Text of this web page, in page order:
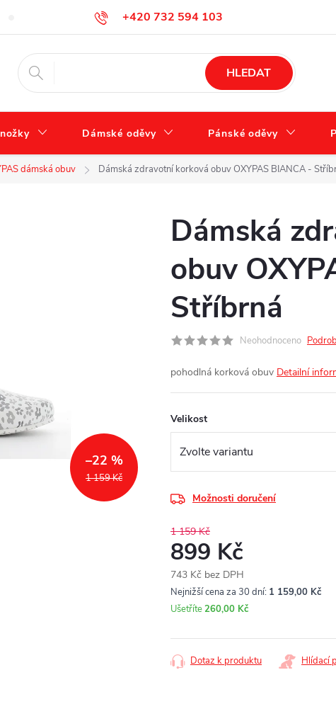
+420 732 594 103
info@zdravotnidoplnky.com
Jak se správně starat o obuv?
HLEDAT
Dámské oděvy Pánské oděvy
dámská obuv Dámská zdravotní korková obuv OXYPAS BIANCA -
1 159 Kč
–22 %
Dámská
obuv
Stříbrná
Neohodnoceno
pohodlná korková obuv Detailní
Velikost
Možnosti doručení
1 159 Kč
899 Kč
743 Kč bez DPH
Měrná
cena:
Nejnižší cena za 30 dní: 1 159,00 Kč
Ušetříte260,00 Kč
Dotaz k produktu Hlídací